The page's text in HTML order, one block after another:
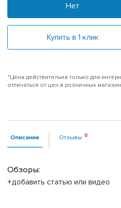
Нет
Купить в 1 клик
*Цена действительна только для
отличаться от цен в розничных
Описание Отзывы
Обзоры:
+добавить статью или видео